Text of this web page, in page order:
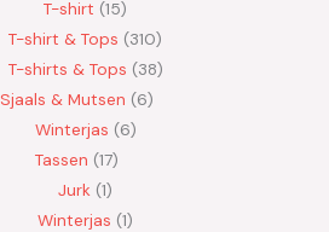
T-shirt 15
T-shirt & Tops 310
T-shirts & Tops 38
Sjaals & Mutsen 6
Winterjas 6
Tassen 17
Jurk 1
Winterjas 1